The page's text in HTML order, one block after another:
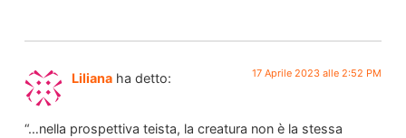
Liliana ha detto: 17 Aprile 2023 alle 2:52 PM
“…nella prospettiva teista, la creatura non è la stessa